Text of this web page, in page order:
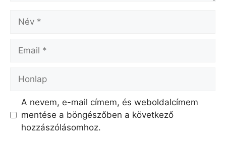
A nevem, e-mail címem, és weboldalcímem
mentése a böngészőben a következő
hozzászólásomhoz.